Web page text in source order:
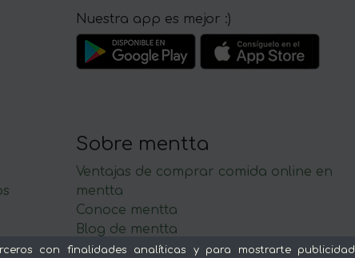
Nuestra app es mejor :)
Sobre mentta
Ventajas de comprar comida online en
mentta
Conoce mentta
Blog de mentta
Vende en mentta
con finalidades analíticas y para mostrarte publicidad